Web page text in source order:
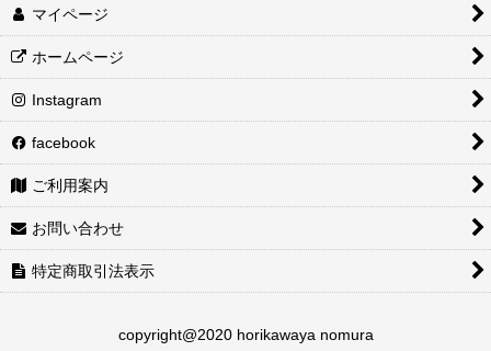
マイページ
ホームページ
Instagram
facebook
ご利用案内
お問い合わせ
特定商取引法表示
copyright@2020 horikawaya nomura